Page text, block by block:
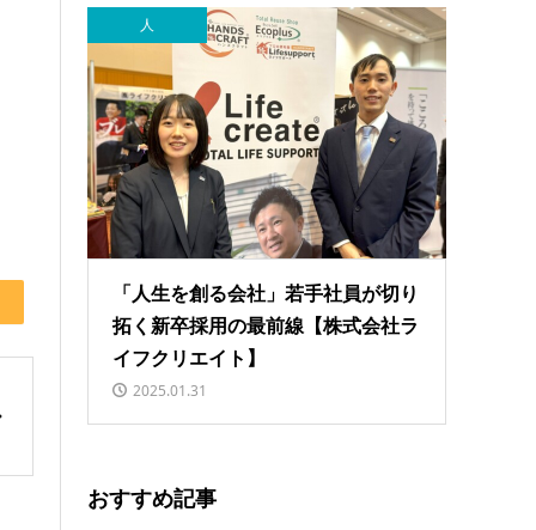
人
「人生を創る会社」若手社員が切り
拓く新卒採用の最前線【株式会社ラ
イフクリエイト】
2025.01.31
おすすめ記事